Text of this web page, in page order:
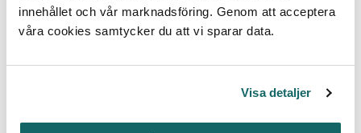
innehållet och vår marknadsföring. Genom att acceptera
våra cookies samtycker du att vi sparar data.
Visa detaljer
Goda exempel
Sandhamn en förebild för